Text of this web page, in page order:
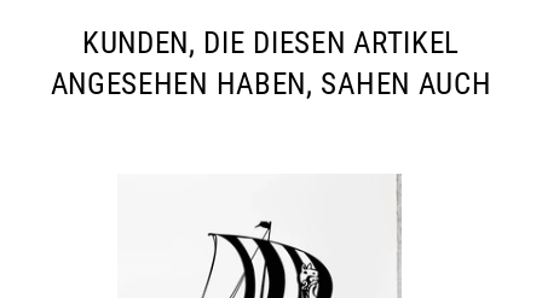
KUNDEN, DIE DIESEN ARTIKEL
ANGESEHEN HABEN, SAHEN AUCH